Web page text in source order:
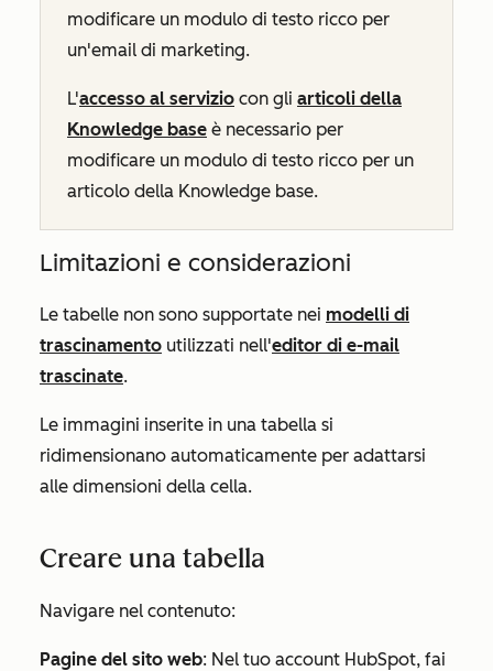
modificare un modulo di testo ricco per
un'email di marketing.
L'accesso al servizio con gli articoli della
Knowledge base è necessario per
modificare un modulo di testo ricco per un
articolo della Knowledge base.
Limitazioni e considerazioni
Le tabelle non sono supportate nei modelli di
trascinamento utilizzati nell'editor di e-mail
trascinate.
Le immagini inserite in una tabella si
ridimensionano automaticamente per adattarsi
alle dimensioni della cella.
Creare una tabella
Navigare nel contenuto:
Pagine del sito web: Nel tuo account HubSpot, fai